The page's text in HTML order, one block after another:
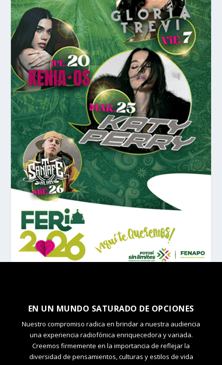
EN UN MUNDO SATURADO DE OPCIONES
Nuestro compromiso radica en brindar a nuestra audiencia
una experiencia radiofónica enriquecedora y variada.
Creemos firmemente en la importancia de reflejar la
diversidad de pensamientos, culturas y estilos de vida